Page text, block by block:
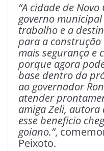
“A cidade de
governo
trabalho e a
para a
mais segurança e
porque agora
base dentro da
ao governador
atender
amiga Zeli,
esse beneficio
goiano.”,
Peixoto.